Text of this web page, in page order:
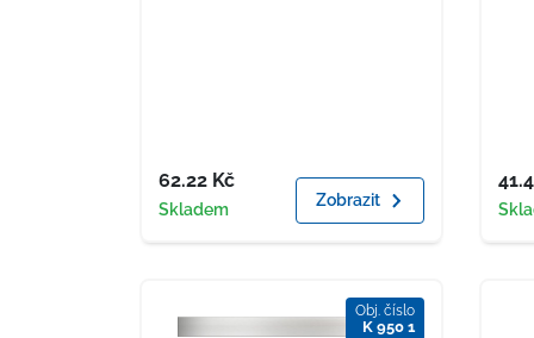
Cena
62.22 Kč
Dostupnost
Skladem Zobrazit
Obj. číslo
K 950 1